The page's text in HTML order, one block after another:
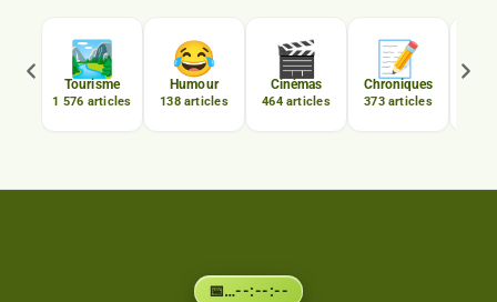
🏞️
Tourisme
1 576 articles
😂
Humour
138 articles
🎬
Cinémas
464 articles
📝
Chroniques
373 articles
📅…--:--:--